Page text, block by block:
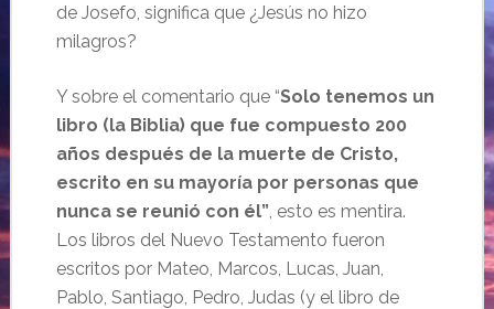
de Josefo, significa que ¿Jesús no hizo
milagros?
Y sobre el comentario que “Solo tenemos un
libro (la Biblia) que fue compuesto 200
años después de la muerte de Cristo,
escrito en su mayoría por personas que
nunca se reunió con él”, esto es mentira.
Los libros del Nuevo Testamento fueron
escritos por Mateo, Marcos, Lucas, Juan,
Pablo, Santiago, Pedro, Judas (y el libro de